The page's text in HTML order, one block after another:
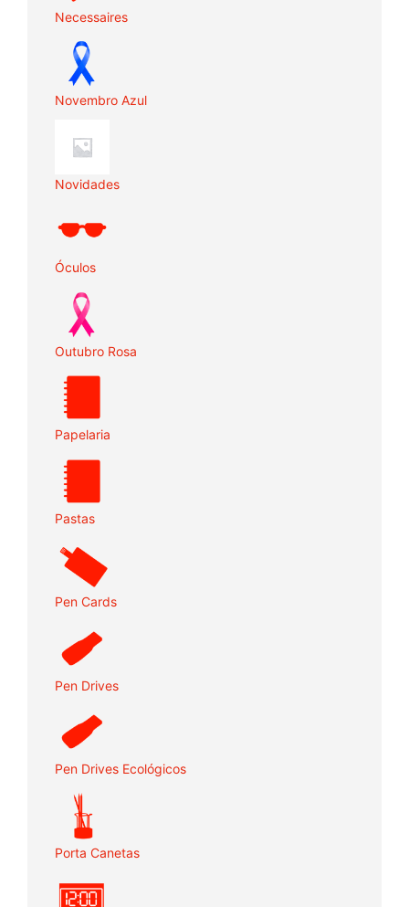
Necessaires
Novembro Azul
Novidades
Óculos
Outubro Rosa
Papelaria
Pastas
Pen Cards
Pen Drives
Pen Drives Ecológicos
Porta Canetas